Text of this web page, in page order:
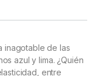
inagotable de las
azul y lima. ¿Quién
entre